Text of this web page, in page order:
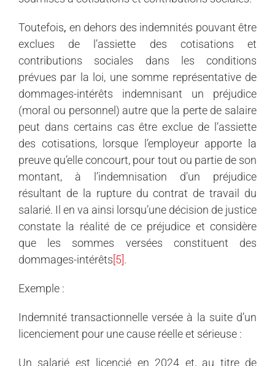
Toutefois, en dehors des indemnités pouvant être
exclues de l’assiette des cotisations et
contributions sociales dans les conditions
prévues par la loi, une somme représentative de
dommages-intérêts indemnisant un préjudice
(moral ou personnel) autre que la perte de salaire
peut dans certains cas être exclue de l’assiette
des cotisations, lorsque l’employeur apporte la
preuve qu’elle concourt, pour tout ou partie de son
montant, à l’indemnisation d’un préjudice
résultant de la rupture du contrat de travail du
salarié. Il en va ainsi lorsqu’une décision de justice
constate la réalité de ce préjudice et considère
que les sommes versées constituent des
dommages-intérêts [5] .
Exemple :
Indemnité transactionnelle versée à la suite d’un
licenciement pour une cause réelle et sérieuse :
Un salarié est licencié en 2024 et, au titre de